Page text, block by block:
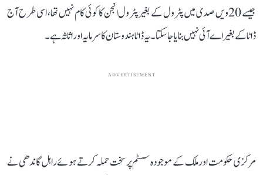
جیسے 20ویں صدی میں پٹرول کے بغیر پٹرول انجن کا کوئی کام نہیں تھا، اسی طرح آج
ڈاٹا کے بغیر اے آئی نہیں بنایا جا سکتا۔ یہ ڈاٹا ہندوستان کا سرمایہ اور اثاثہ ہے۔
ADVERTISEMENT
مرکزی حکومت اور ملک کے موجودہ سسٹم پر سخت حملہ کرتے ہوئے راہل گاندھی نے